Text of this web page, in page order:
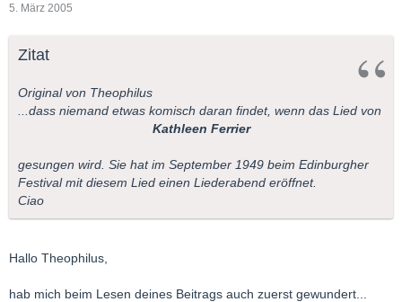
5. März 2005
Zitat
Original von Theophilus
...dass niemand etwas komisch daran findet, wenn das Lied von
Kathleen Ferrier
gesungen wird. Sie hat im September 1949 beim Edinburgher
Festival mit diesem Lied einen Liederabend eröffnet.
Ciao
Hallo Theophilus,
hab mich beim Lesen deines Beitrags auch zuerst gewundert...